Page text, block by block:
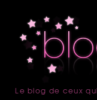
accueil
Le blog de ceux